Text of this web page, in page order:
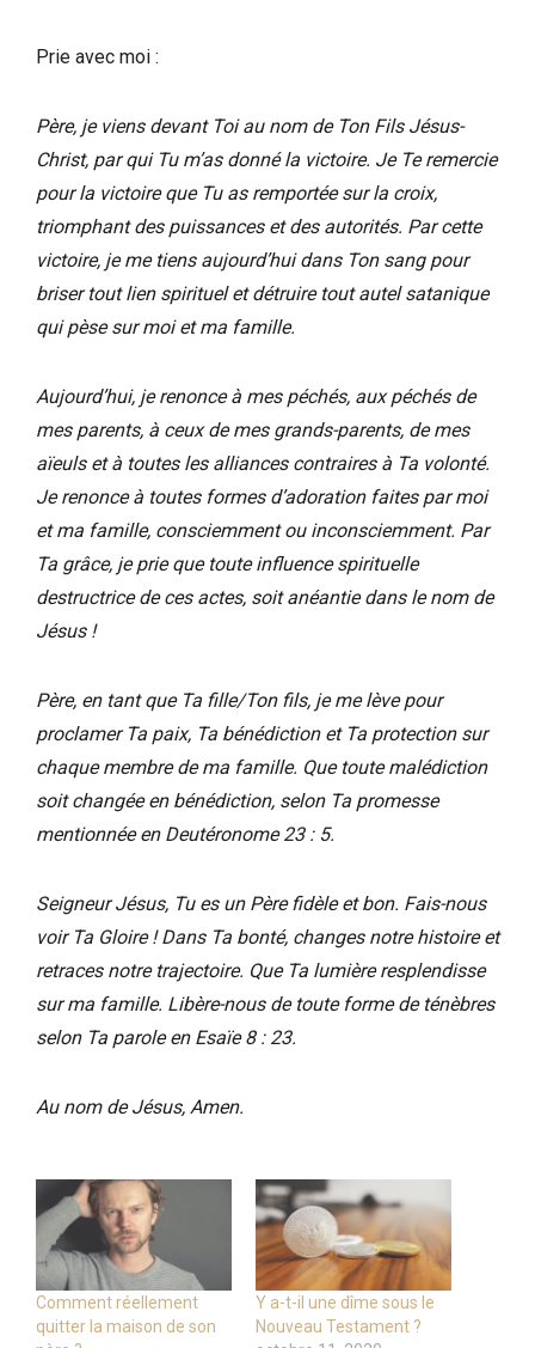
Prie avec moi :
Père, je viens devant Toi au nom de Ton Fils Jésus-
Christ, par qui Tu m’as donné la victoire. Je Te remercie
pour la victoire que Tu as remportée sur la croix,
triomphant des puissances et des autorités. Par cette
victoire, je me tiens aujourd’hui dans Ton sang pour
briser tout lien spirituel et détruire tout autel satanique
qui pèse sur moi et ma famille.
Aujourd’hui, je renonce à mes péchés, aux péchés de
mes parents, à ceux de mes grands-parents, de mes
aïeuls et à toutes les alliances contraires à Ta volonté.
Je renonce à toutes formes d’adoration faites par moi
et ma famille, consciemment ou inconsciemment. Par
Ta grâce, je prie que toute influence spirituelle
destructrice de ces actes, soit anéantie dans le nom de
Jésus !
Père, en tant que Ta fille/Ton fils, je me lève pour
proclamer Ta paix, Ta bénédiction et Ta protection sur
chaque membre de ma famille. Que toute malédiction
soit changée en bénédiction, selon Ta promesse
mentionnée en Deutéronome 23 : 5.
Seigneur Jésus, Tu es un Père fidèle et bon. Fais-nous
voir Ta Gloire ! Dans Ta bonté, changes notre histoire et
retraces notre trajectoire. Que Ta lumière resplendisse
sur ma famille. Libère-nous de toute forme de ténèbres
selon Ta parole en Esaïe 8 : 23.
Au nom de Jésus, Amen.
Comment réellement
quitter la maison de son
Y a-t-il une dîme sous le
Nouveau Testament ?